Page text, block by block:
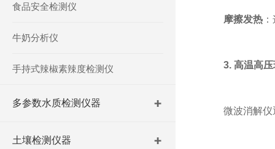
摩擦发热：
3. 高温高
微波消解仪通
食品安全检测仪
牛奶分析仪
手持式辣椒素辣度检测仪
多参数水质检测仪器
土壤检测仪器